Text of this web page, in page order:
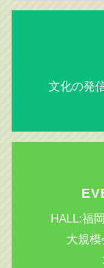
文化の発
HALL:福
大規模